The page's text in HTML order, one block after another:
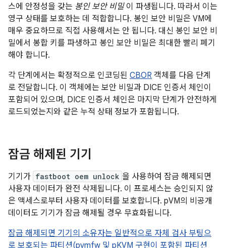
스에 안정성을 갖는 봉인 보안 비밀이 파생됩니다. 따라서 이는
영구 상태를 보호하는 데 적합합니다. 봉인 보안 비밀은 VM에
매우 중요하므로 직접 사용해서는 안 됩니다. 대신 봉인 보안 비
밀에서 봉합 키를 파생하고 봉인 보안 비밀은 최대한 빨리 폐기
해야 합니다.
각 단계에서는 확정적으로 인코딩된 CBOR 객체를 다음 단계
로 전달합니다. 이 객체에는 보안 비밀과 DICE 인증서 체인이
포함되어 있으며, DICE 인증서 체인은 마지막 단계가 안전하게
로드되었는지와 같은 누적 상태 정보가 포함됩니다.
잠금 해제된 기기
기기가 fastboot oem unlock 을 사용하여 잠금 해제되면
사용자 데이터가 완전 삭제됩니다. 이 프로세스는 승인되지 않
은 액세스로부터 사용자 데이터를 보호합니다. pVM의 비공개
데이터도 기기가 잠금 해제될 경우 무효화됩니다.
잠금 해제되면 기기의 소유자는 일반적으로 자체 검사 부팅으
로 보호되는 파티션(pvmfw 및 pKVM 구현이 포함된 파티션